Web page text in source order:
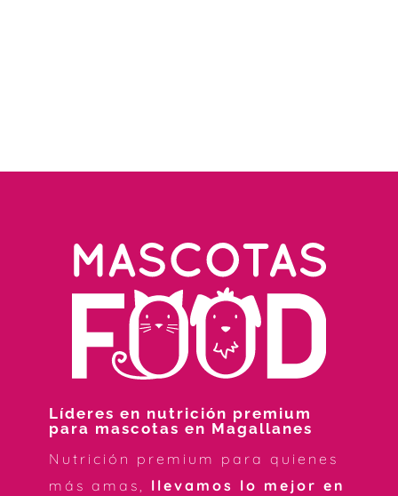
Líderes en nutrición premium
para mascotas en Magallanes
Nutrición premium para quienes
más amas, llevamos lo mejor en